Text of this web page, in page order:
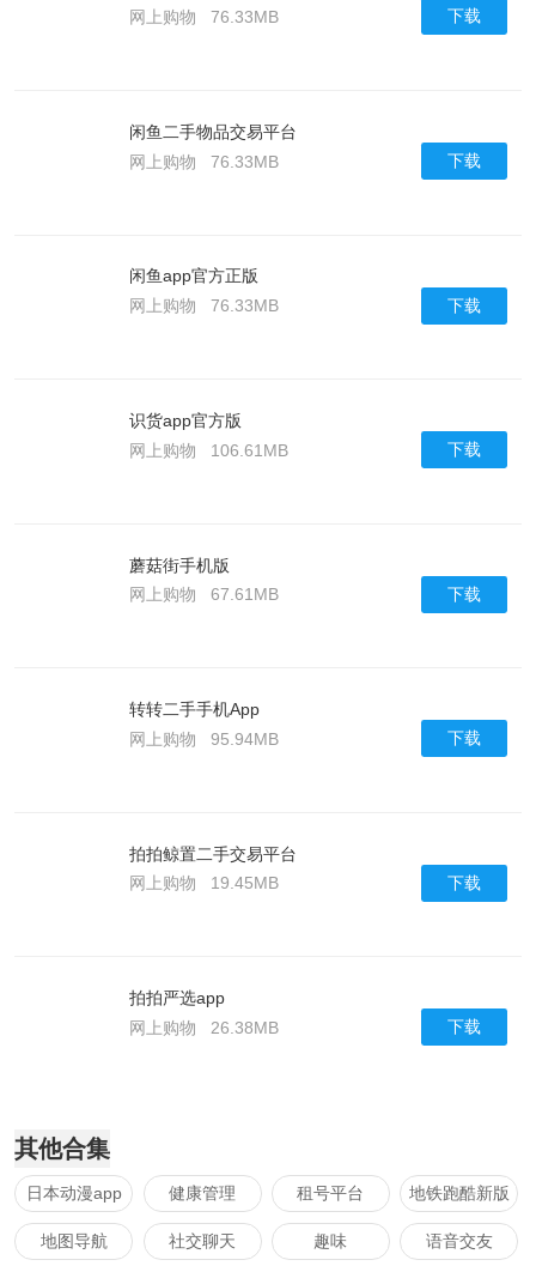
网上购物
76.33MB 下载
闲鱼二手物品交易平台
网上购物
76.33MB 下载
闲鱼app官方正版
网上购物
76.33MB 下载
识货app官方版
网上购物
106.61MB 下载
蘑菇街手机版
网上购物
67.61MB 下载
转转二手手机App
网上购物
95.94MB 下载
拍拍鲸置二手交易平台
网上购物
19.45MB 下载
拍拍严选app
网上购物
26.38MB 下载
其他合集
日本动漫app
免费软件哪个
好
健康管理 租号平台
地铁跑酷新版
本
地图导航 社交聊天 趣味 语音交友